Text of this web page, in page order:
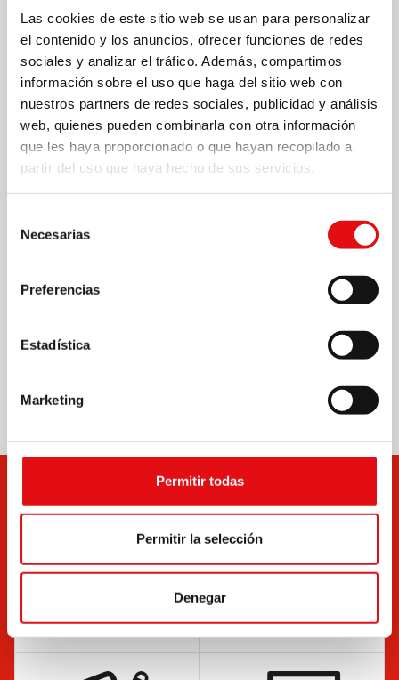
Las cookies de este sitio web se usan para personalizar
el contenido y los anuncios, ofrecer funciones de redes
sociales y analizar el tráfico. Además, compartimos
información sobre el uso que haga del sitio web con
nuestros partners de redes sociales, publicidad y análisis
web, quienes pueden combinarla con otra información
que les haya proporcionado o que hayan recopilado a
partir del uso que haya hecho de sus servicios.
Necesarias
Preferencias
Estadística
Marketing
Permitir todas
Permitir la selección
Denegar
Semi-provincias, Comisariados y Delegaciones
generales. Como dato relevante expresar que son
veinte los carmelitas que han sido ordenados como
obispos y que desarrollan su ser carmelita en las
diversas diócesis que pastorean. La Provincia que
Manjummel con 263 frailes y la que menos Holanda
con 17 religiosos. Cifras y nombres que esconden la
misión del Carmelita Teresiano, enamorado de
específico de la oración e intimidad con Dios de
Documentos Boletín